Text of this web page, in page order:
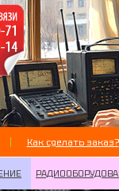
Как сделать заказ?